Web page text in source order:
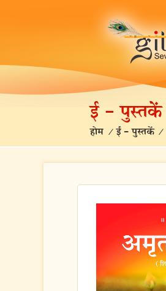
ई – पुस्तकें
होम /ई – पुस्तकें /